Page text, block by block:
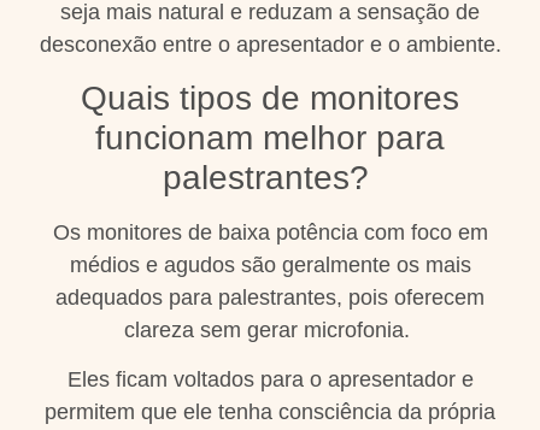
seja mais natural e reduzam a sensação de
desconexão entre o apresentador e o ambiente.
Quais tipos de monitores
funcionam melhor para
palestrantes?
Os monitores de baixa potência com foco em
médios e agudos são geralmente os mais
adequados para palestrantes, pois oferecem
clareza sem gerar microfonia.
Eles ficam voltados para o apresentador e
permitem que ele tenha consciência da própria